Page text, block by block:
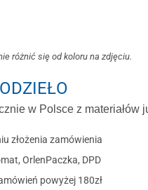
różnić się od koloru na zdjęciu.
w Polsce z materiałów
złożenia zamówienia
OrlenPaczka, DPD
powyżej 180zł